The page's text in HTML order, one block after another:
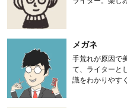
メガネ
手荒れが原因で
て、ライターと
識をわかりやす